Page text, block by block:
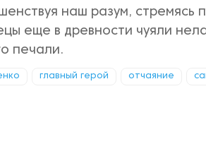
наш разум, стремясь
еще в древности чуяли
печали.
главный герой отчаяние